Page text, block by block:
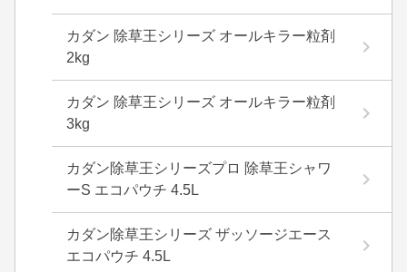
カダン 除草王シリーズ オールキラー粒剤
2kg
カダン 除草王シリーズ オールキラー粒剤
3kg
カダン除草王シリーズプロ 除草王シャワ
ーS エコパウチ 4.5L
カダン除草王シリーズ ザッソージエース
エコパウチ 4.5L